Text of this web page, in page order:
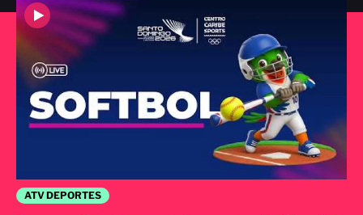
ATV DEPORTES